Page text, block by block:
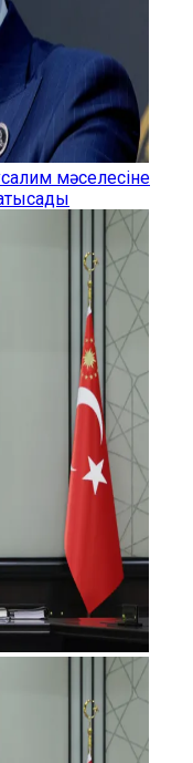
мәселесіне